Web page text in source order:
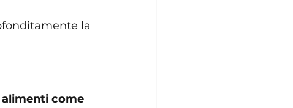
la
alimenti come